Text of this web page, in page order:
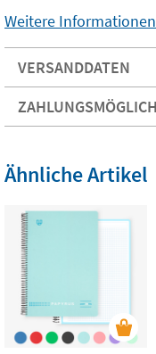
Weitere Informationen
VERSANDDATEN
Ähnliche Artikel